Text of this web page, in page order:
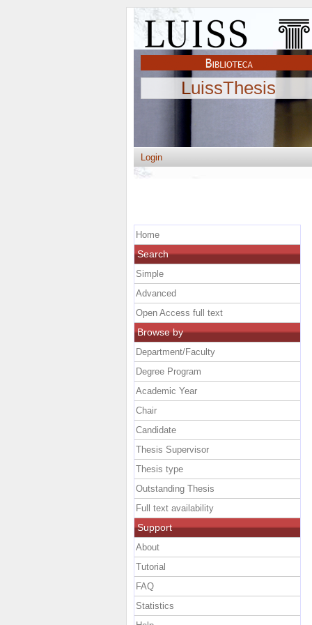
LuissThesis
Login
Home
Search
Simple
Advanced
Open Access full text
Browse by
Department/Faculty
Degree Program
Academic Year
Chair
Candidate
Thesis Supervisor
Thesis type
Outstanding Thesis
Full text availability
Support
About
Tutorial
FAQ
Statistics